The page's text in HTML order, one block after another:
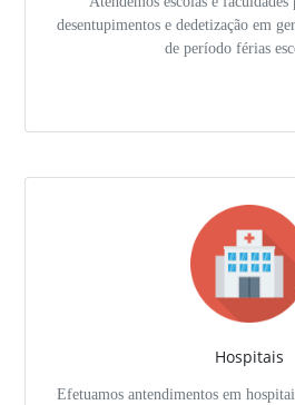
desentupimentos e dedetização em
de período férias
Hospitais
Efetuamos antendimentos em